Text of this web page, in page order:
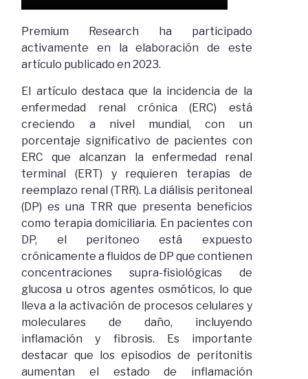
Premium Research ha participado
activamente en la elaboración de este
artículo publicado en 2023.
El artículo destaca que la incidencia de la
enfermedad renal crónica (ERC) está
creciendo a nivel mundial, con un
porcentaje significativo de pacientes con
ERC que alcanzan la enfermedad renal
terminal (ERT) y requieren terapias de
reemplazo renal (TRR). La diálisis peritoneal
(DP) es una TRR que presenta beneficios
como terapia domiciliaria. En pacientes con
DP, el peritoneo está expuesto
crónicamente a fluidos de DP que contienen
concentraciones supra-fisiológicas de
glucosa u otros agentes osmóticos, lo que
lleva a la activación de procesos celulares y
moleculares de daño, incluyendo
inflamación y fibrosis. Es importante
destacar que los episodios de peritonitis
aumentan el estado de inflamación